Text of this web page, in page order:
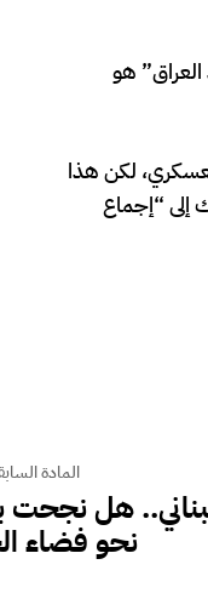
هو
لكن هذا
إلى “إجماع
المادة
هل
نحو فضاء